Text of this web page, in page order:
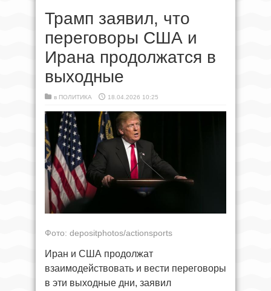
Трамп заявил, что
переговоры США и
Ирана продолжатся в
выходные
в ПОЛИТИКА 18.04.2026 10:25
Фото: depositphotos/actionsports
Иран и США продолжат
взаимодействовать и вести переговоры
в эти выходные дни, заявил